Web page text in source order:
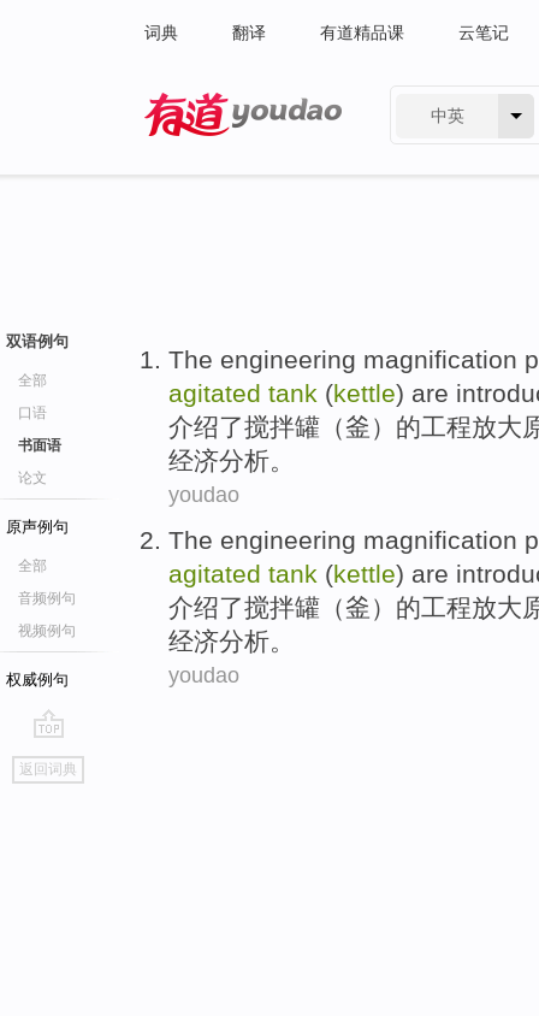
词典 翻译 有道精品课 云笔记
中英
双语例句
全部
口语
书面语
论文
原声例句
全部
音频例句
视频例句
权威例句
go
top
返回词典
The engineering magnification
agitated tank (kettle) are
介绍了搅拌罐 （釜 ）的工程放大
经济分析。
youdao
The engineering magnification
agitated tank (kettle) are
介绍了搅拌罐 （釜 ）的工程放大
经济分析。
youdao